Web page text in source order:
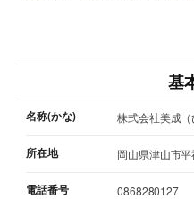
基
名称(かな) 株式会社美成（
所在地 岡山県津山市
電話番号 0868280127